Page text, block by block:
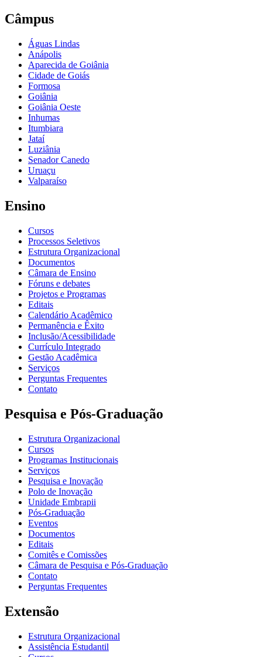
Câmpus
Águas Lindas
Anápolis
Aparecida de Goiânia
Cidade de Goiás
Formosa
Goiânia
Goiânia Oeste
Inhumas
Itumbiara
Jataí
Luziânia
Senador Canedo
Uruaçu
Valparaíso
Ensino
Cursos
Processos Seletivos
Estrutura Organizacional
Documentos
Câmara de Ensino
Fóruns e debates
Projetos e Programas
Editais
Calendário Acadêmico
Permanência e Êxito
Inclusão/Acessibilidade
Currículo Integrado
Gestão Acadêmica
Serviços
Perguntas Frequentes
Contato
Pesquisa e Pós-Graduação
Estrutura Organizacional
Cursos
Programas Institucionais
Serviços
Pesquisa e Inovação
Polo de Inovação
Unidade Embrapii
Pós-Graduação
Eventos
Documentos
Editais
Comitês e Comissões
Câmara de Pesquisa e Pós-Graduação
Contato
Perguntas Frequentes
Extensão
Estrutura Organizacional
Assistência Estudantil